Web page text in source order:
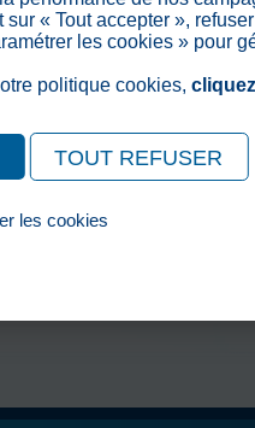
« Tout accepter »,
les cookies » pour
politique cookies,
TOUT REFUSER
les cookies